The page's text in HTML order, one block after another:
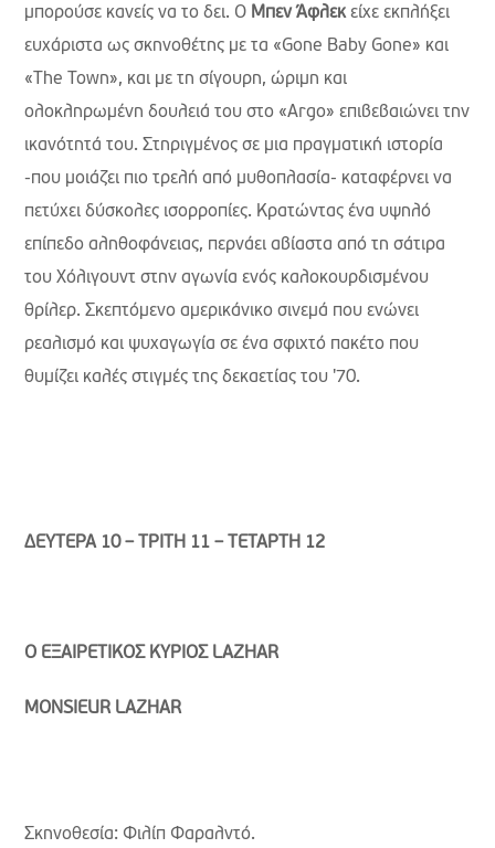
μπορούσε κανείς να το δει. Ο Μπεν Άφλεκείχε εκπλήξει
ευχάριστα ως σκηνοθέτης με τα «Gone Baby Gone» και
«The Town», και με τη σίγουρη, ώριμη και
ολοκληρωμένη δουλειά του στο «Argo» επιβεβαιώνει την
ικανότητά του. Στηριγμένος σε μια πραγματική ιστορία
-που μοιάζει πιο τρελή από μυθοπλασία- καταφέρνει να
πετύχει δύσκολες ισορροπίες. Κρατώντας ένα υψηλό
επίπεδο αληθοφάνειας, περνάει αβίαστα από τη σάτιρα
του Χόλιγουντ στην αγωνία ενός καλοκουρδισμένου
θρίλερ. Σκεπτόμενο αμερικάνικο σινεμά που ενώνει
ρεαλισμό και ψυχαγωγία σε ένα σφιχτό πακέτο που
θυμίζει καλές στιγμές της δεκαετίας του '70.
ΔΕΥΤΕΡΑ 10 – ΤΡΙΤΗ 11 – ΤΕΤΑΡΤΗ 12
Ο ΕΞΑΙΡΕΤΙΚΟΣ ΚΥΡΙΟΣ LAZHAR
MONSIEUR LAZHAR
Σκηνοθεσία: Φιλίπ Φαραλντό.